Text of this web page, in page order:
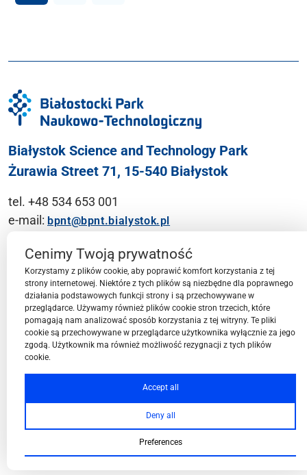
Białystok Science and Technology Park
Żurawia Street 71, 15-540 Białystok
tel. +48 534 653 001
e-mail: bpnt@bpnt.bialystok.pl
Contact
BPN-T Area
BPN-T Offer
Cenimy Twoją prywatność
Korzystamy z plików cookie, aby poprawić komfort korzystania z tej
strony internetowej. Niektóre z tych plików są niezbędne dla poprawnego
działania podstawowych funkcji strony i są przechowywane w
przeglądarce. Używamy również plików cookie stron trzecich, które
pomagają nam analizować sposób korzystania z tej witryny. Te pliki
cookie są przechowywane w przeglądarce użytkownika wyłącznie za jego
zgodą. Użytkownik ma również możliwość rezygnacji z tych plików
cookie.
Accept all
Deny all
Preferences